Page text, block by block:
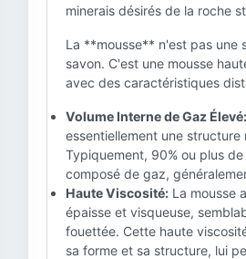
minerais désirés de la roche
La **mousse** n'est pas une
savon. C'est une mousse
avec des caractéristiques
Volume Interne de Gaz Élevé:
essentiellement une structure
Typiquement, 90% ou plus
composé de gaz,
Haute Viscosité: La mousse
épaisse et visqueuse,
fouettée. Cette haute
sa forme et sa structure, lui